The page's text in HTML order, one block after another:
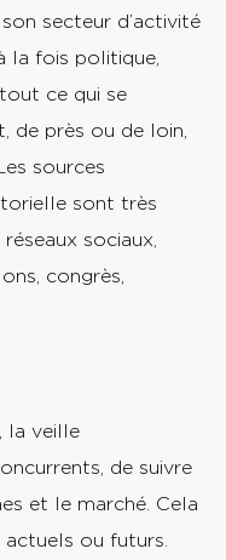
secteur d’activité
la fois politique,
ce qui se
de près ou de loin,
sources
sont très
sociaux,
congrès,
la veille
de suivre
et le marché. Cela
ou futurs.